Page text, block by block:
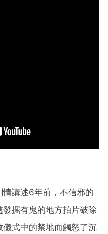
講述6年前，不信邪的
掘有鬼的地方拍片破除
式中的禁地而觸怒了沉